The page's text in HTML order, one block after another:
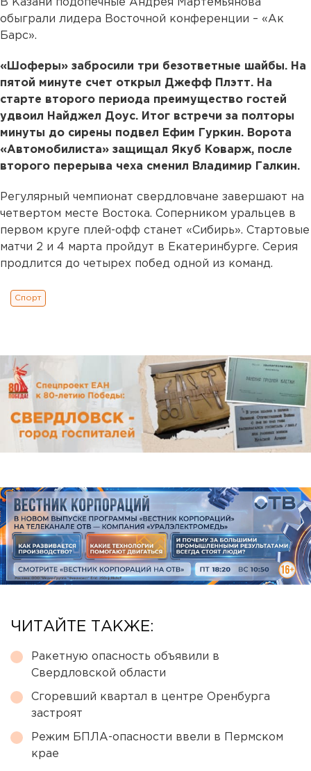
В Казани подопечные Андрея Мартемьянова
обыграли лидера Восточной конференции – «Ак
Барс».
«Шоферы» забросили три безответные шайбы. На
пятой минуте счет открыл Джефф Плэтт. На
старте второго периода преимущество гостей
удвоил Найджел Доус. Итог встречи за полторы
минуты до сирены подвел Ефим Гуркин. Ворота
«Автомобилиста» защищал Якуб Коварж, после
второго перерыва чеха сменил Владимир Галкин.
Регулярный чемпионат свердловчане завершают на
четвертом месте Востока. Соперником уральцев в
первом круге плей-офф станет «Сибирь». Стартовые
матчи 2 и 4 марта пройдут в Екатеринбурге. Серия
продлится до четырех побед одной из команд.
Спорт
ЧИТАЙТЕ ТАКЖЕ:
Ракетную опасность объявили в
Свердловской области
Сгоревший квартал в центре Оренбурга
застроят
Режим БПЛА-опасности ввели в Пермском
крае